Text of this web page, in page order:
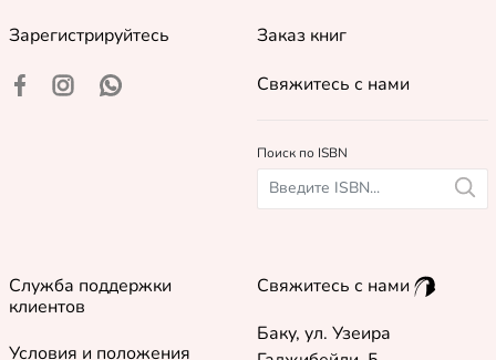
Зарегистрируйтесь
Заказ книг
Свяжитесь с нами
Поиск по ISBN
Служба поддержки
клиентов
Условия и положения
Свяжитесь с нами
Баку, ул. Узеира